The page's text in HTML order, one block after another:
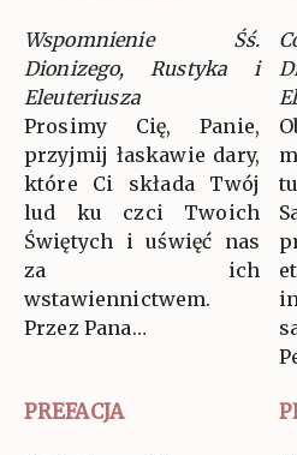
Wspomnienie Śś.
Dionizego, Rustyka i
Eleuteriusza
Prosimy Cię, Panie,
przyjmij łaskawie dary,
które Ci składa Twój
lud ku czci Twoich
Świętych i uświęć nas
za ich
wstawiennictwem.
Przez Pana…
PREFACJA